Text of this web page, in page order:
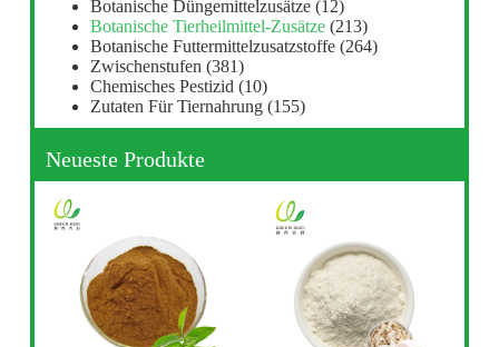
Botanische Düngemittelzusätze (12)
Botanische Tierheilmittel-Zusätze (213)
Botanische Futtermittelzusatzstoffe (264)
Zwischenstufen (381)
Chemisches Pestizid (10)
Zutaten Für Tiernahrung (155)
Neueste Produkte